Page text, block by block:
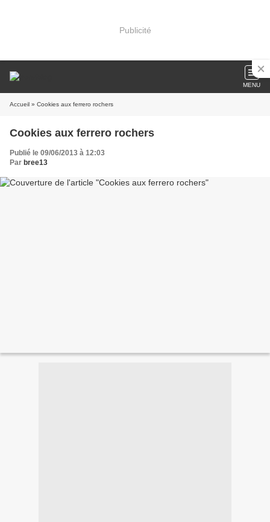
Publicité
MENU
Accueil » Cookies aux ferrero rochers
Cookies aux ferrero rochers
Publié le 09/06/2013 à 12:03
Par bree13